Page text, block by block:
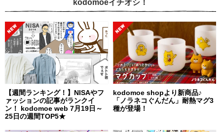
kodomoeイチオシ！
【週間ランキング！】NISAやフ
ァッションの記事がランクイ
ン！ kodomoe web 7月19日～
25日の週間TOP5★
kodomoe shopより新商品♪
「ノラネコぐんだん」耐熱マグ3
種が登場！